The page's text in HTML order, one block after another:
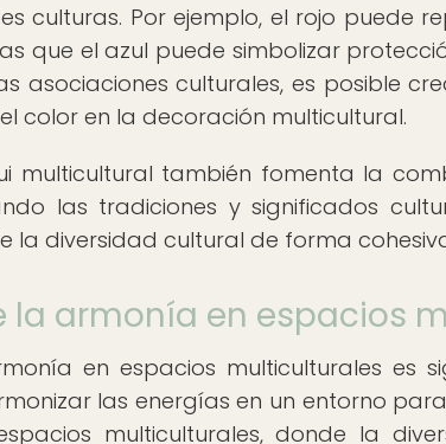
culturas. Por ejemplo, el rojo puede
que el azul puede simbolizar
asociaciones culturales, es posible
color en la decoración multicultural.
multicultural también fomenta la
las tradiciones y significados
la diversidad cultural de forma
la armonía en espacios
en espacios multiculturales es
las energías en un entorno
multiculturales, donde la